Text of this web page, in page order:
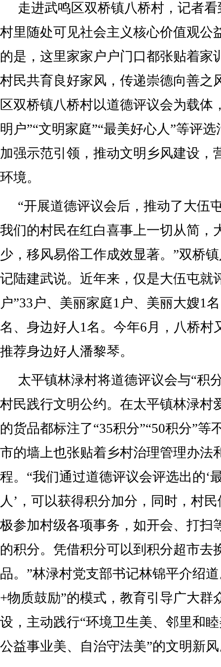
走进武鸣区双桥镇八桥村，记者
村里随处可见社会主义核心价值观公
的是，这里家家户户门口都张贴着家
村民共育良好家风，传递崇德向善之
区双桥镇八桥村以道德评议会为载体
明户”“文明家庭”“最美好心人”等评
加强示范引领，推动文明乡风建设，
环境。
“开展道德评议会后，推动了大伍
我们的村民在红白喜事上一切从简，
少，移风易俗工作成效显著。”双桥
记陆建武说。近年来，仅是大伍屯就
户”33户、美丽家庭1户、美丽大嫂1
名、身边好人1名。今年6月，八桥村
推荐身边好人潘黎琴。
太平镇林渌村将道德评议会与“积
村民践行文明公约。在太平镇林渌村
的货品都标注了“35积分”“50积分”等
市的墙上也张贴着乡村治理管理办法
程。“我们通过道德评议会评选出的‘
人’，可以获得积分加分，同时，村
极参加村级各项事务，如开会、打扫
的积分。凭借积分可以到积分超市去
品。”林渌村党支部书记林锦平介绍
+物质鼓励”的模式，教育引导广大群
设，主动践行“环境卫生美、邻里和
公益事业美、自治守法美”的文明新